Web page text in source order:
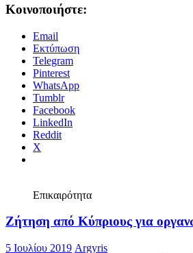
Κοινοποιήστε:
Email
Εκτύπωση
Telegram
Pinterest
WhatsApp
Tumblr
Facebook
LinkedIn
Reddit